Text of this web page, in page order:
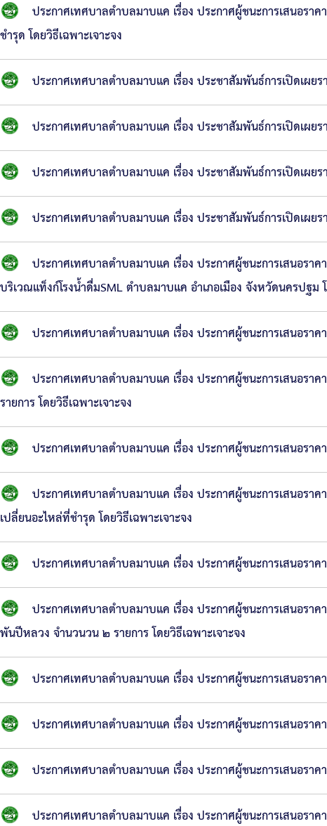
ประกาศเทศบาลตำบลมาบแค เรื่อง ประกาศผู้ชนะการเสนอ
ชำรุด โดยวิธีเฉพาะเจาะจง
ประกาศเทศบาลตำบลมาบแค เรื่อง ประชาสัมพันธ์การเปิดเผ
ประกาศเทศบาลตำบลมาบแค เรื่อง ประชาสัมพันธ์การเปิดเผ
ประกาศเทศบาลตำบลมาบแค เรื่อง ประชาสัมพันธ์การเปิดเผ
ประกาศเทศบาลตำบลมาบแค เรื่อง ประชาสัมพันธ์การเปิดเผ
ประกาศเทศบาลตำบลมาบแค เรื่อง ประกาศผู้ชนะการเสนอร
บริเวณแท็งก์โรงน้ำดื่มSML ตำบลมาบแค อำเภอเมือง จังหวัดนครปฐม
ประกาศเทศบาลตำบลมาบแค เรื่อง ประกาศผู้ชนะการเสนอรา
ประกาศเทศบาลตำบลมาบแค เรื่อง ประกาศผู้ชนะการเสนอ
รายการ โดยวิธีเฉพาะเจาะจง
ประกาศเทศบาลตำบลมาบแค เรื่อง ประกาศผู้ชนะการเสนอรา
ประกาศเทศบาลตำบลมาบแค เรื่อง ประกาศผู้ชนะการเสน
เปลี่ยนอะไหล่ที่ชำรุด โดยวิธีเฉพาะเจาะจง
ประกาศเทศบาลตำบลมาบแค เรื่อง ประกาศผู้ชนะการเสนอรา
ประกาศเทศบาลตำบลมาบแค เรื่อง ประกาศผู้ชนะการเสนอร
พันปีหลวง จำนวนวน ๒ รายการ โดยวิธีเฉพาะเจาะจง
ประกาศเทศบาลตำบลมาบแค เรื่อง ประกาศผู้ชนะการเสนอร
ประกาศเทศบาลตำบลมาบแค เรื่อง ประกาศผู้ชนะการเสนอรา
ประกาศเทศบาลตำบลมาบแค เรื่อง ประกาศผู้ชนะการเสนอร
ประกาศเทศบาลตำบลมาบแค เรื่อง ประกาศผู้ขนะการเสนอร